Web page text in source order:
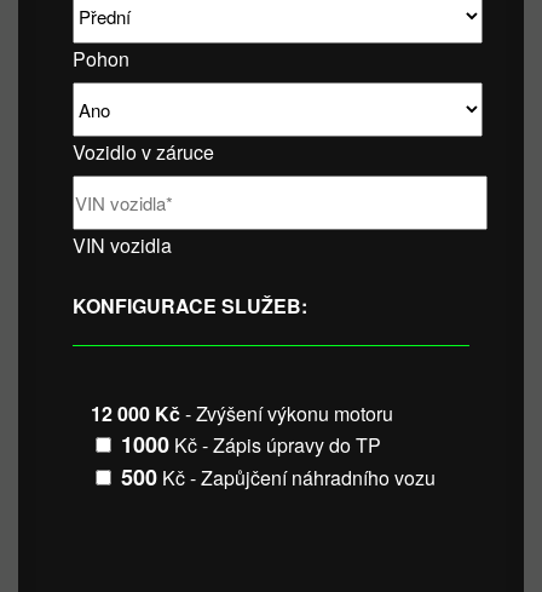
Pohon
Vozidlo v záruce
VIN vozidla
KONFIGURACE SLUŽEB:
12 000 Kč- Zvýšení výkonu motoru
1000 Kč - Zápis úpravy do TP
500 Kč - Zapůjčení náhradního vozu